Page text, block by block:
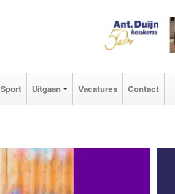
Sport Uitgaan Vacatures Contact